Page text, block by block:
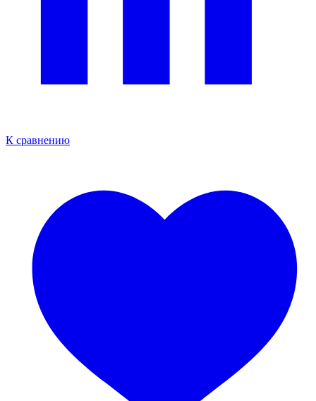
К сравнению